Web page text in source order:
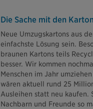
Die Sache mit den
Neue Umzugskartons aus
einfachste Lösung sein.
braunen Kartons teils
besser. Wir kommen
Menschen im Jahr
wären aktuell rund 25
Ausleihen statt neu kaufen.
Nachbarn und Freunde so